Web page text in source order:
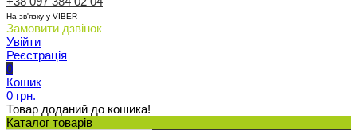
На зв'язку у VIBER
Замовити дзвінок
Увійти
Реєстрація
0
Кошик
0 грн.
Товар доданий до кошика!
Каталог товарів